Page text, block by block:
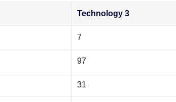
Technology 3
7
97
31